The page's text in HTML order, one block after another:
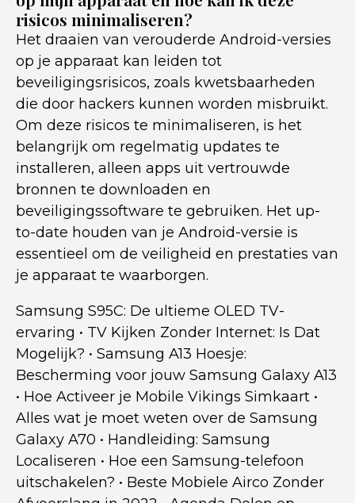
risicos minimaliseren?
Het draaien van verouderde Android-versies
op je apparaat kan leiden tot
beveiligingsrisicos, zoals kwetsbaarheden
die door hackers kunnen worden misbruikt.
Om deze risicos te minimaliseren, is het
belangrijk om regelmatig updates te
installeren, alleen apps uit vertrouwde
bronnen te downloaden en
beveiligingssoftware te gebruiken. Het up-
to-date houden van je Android-versie is
essentieel om de veiligheid en prestaties van
je apparaat te waarborgen.
Samsung S95C: De ultieme OLED TV-
ervaring • TV Kijken Zonder Internet: Is Dat
Mogelijk? • Samsung A13 Hoesje:
Bescherming voor jouw Samsung Galaxy A13
• Hoe Activeer je Mobile Vikings Simkaart •
Alles wat je moet weten over de Samsung
Galaxy A70 • Handleiding: Samsung
Localiseren • Hoe een Samsung-telefoon
uitschakelen? • Beste Mobiele Airco Zonder